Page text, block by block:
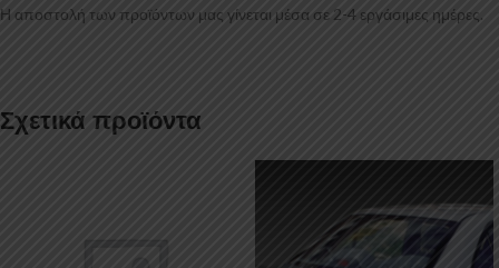
Η αποστολή των προϊόντων μας γίνεται μέσα σε 2-4 εργάσιμες ημέρες.
Σχετικά προϊόντα